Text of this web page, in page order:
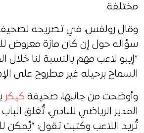
مختلفة.
وقال رولفس، في تصريحه
سؤاله حول إن كان مازة معروض
“إيبو لاعب مهم بالنسبة لنا خلال
السماح برحيله غير مطروح على
وأوضحت من جانبها، صحيفة كيكر
المدير الرياضي للنادي، تُغلق
تُريد اللاعب وكتبت تقول: “يُمكن